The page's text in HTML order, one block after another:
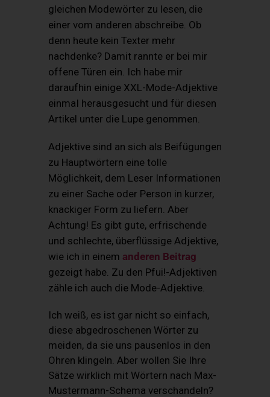
gleichen Modewörter zu lesen, die
einer vom anderen abschreibe. Ob
denn heute kein Texter mehr
nachdenke? Damit rannte er bei mir
offene Türen ein. Ich habe mir
daraufhin einige XXL-Mode-Adjektive
einmaI herausgesucht und für diesen
Artikel unter die Lupe genommen.
Adjektive sind an sich als Beifügungen
zu Hauptwörtern eine tolle
Möglichkeit, dem Leser Informationen
zu einer Sache oder Person in kurzer,
knackiger Form zu liefern. Aber
Achtung! Es gibt gute, erfrischende
und schlechte, überflüssige Adjektive,
wie ich in einem anderen Beitrag
gezeigt habe. Zu den Pfui!-Adjektiven
zähle ich auch die Mode-Adjektive.
Ich weiß, es ist gar nicht so einfach,
diese abgedroschenen Wörter zu
meiden, da sie uns pausenlos in den
Ohren klingeln. Aber wollen Sie Ihre
Sätze wirklich mit Wörtern nach Max-
Mustermann-Schema verschandeln?